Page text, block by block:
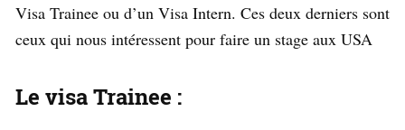
Visa Trainee ou d’un Visa Intern. Ces deux derniers sont
ceux qui nous intéressent pour faire un stage aux USA
Le visa Trainee :